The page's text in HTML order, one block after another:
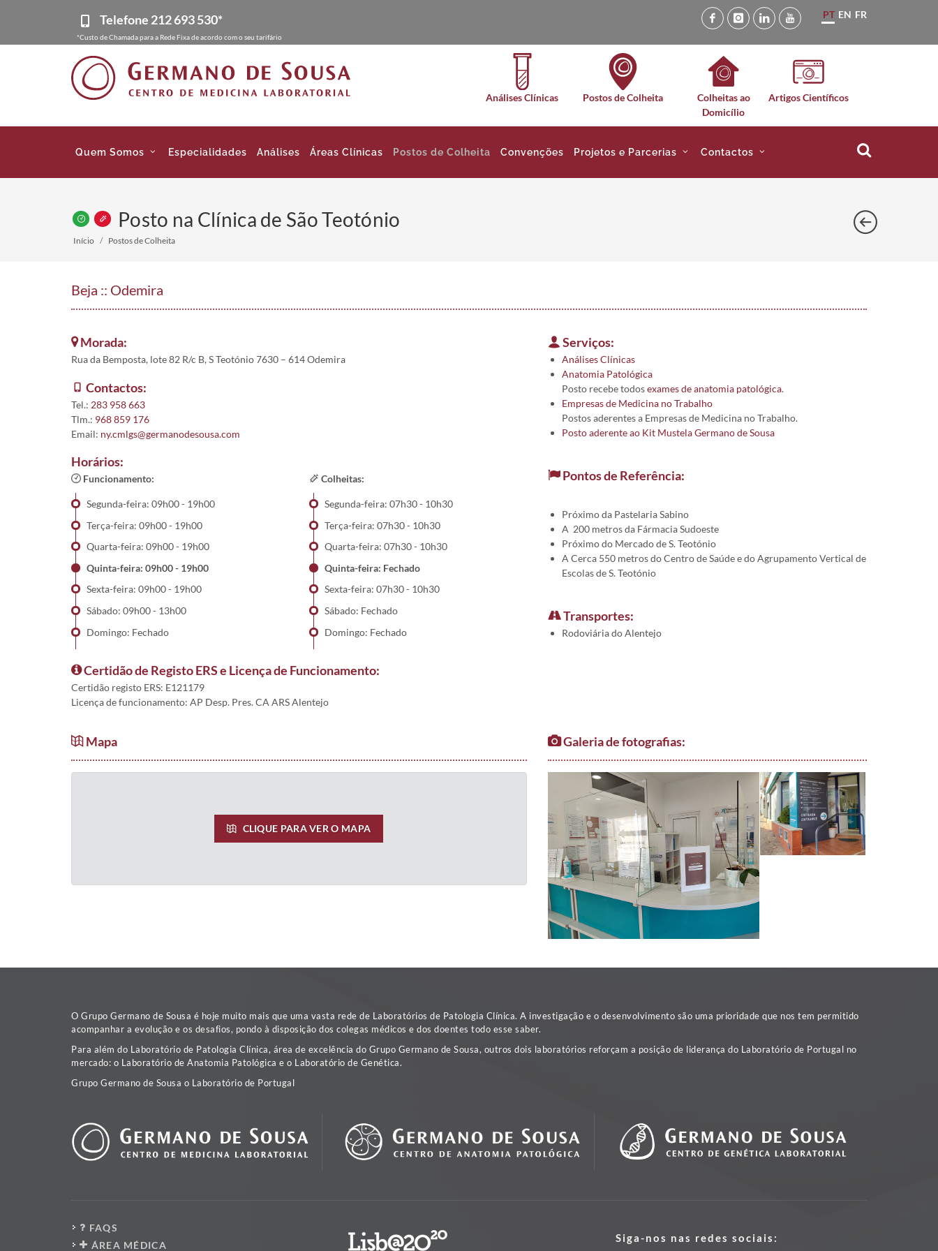
Telefone212 693 530*
*Custo de Chamada para a Rede Fixa de acordo com o seu tarifário
PT EN FR
Análises Clínicas Postos de Colheita
Colheitas ao
Domicílio
Artigos Científicos
Quem Somos Especialidades Análises Áreas Clínicas Postos de Colheita Convenções Projetos e Parcerias Contactos
Posto na Clínica de São Teotónio
Início Postos de Colheita
Beja :: Odemira
Morada:
Rua da Bemposta, lote 82 R/c B, S Teotónio 7630 – 614 Odemira
Contactos:
Tel.: 283 958 663
Tlm.: 968 859 176
Email: ny.cmlgs@germanodesousa.com
Horários:
Funcionamento:
Segunda-feira: 09h00 - 19h00
Terça-feira: 09h00 - 19h00
Quarta-feira: 09h00 - 19h00
Quinta-feira: 09h00 - 19h00
Sexta-feira: 09h00 - 19h00
Sábado: 09h00 - 13h00
Domingo: Fechado
Colheitas:
Segunda-feira: 07h30 - 10h30
Terça-feira: 07h30 - 10h30
Quarta-feira: 07h30 - 10h30
Quinta-feira: Fechado
Sexta-feira: 07h30 - 10h30
Sábado: Fechado
Domingo: Fechado
Certidão de Registo ERS e Licença de Funcionamento:
Certidão registo ERS: E121179
Licença de funcionamento: AP Desp. Pres. CA ARS Alentejo
Serviços:
Análises Clínicas
Anatomia Patológica
Posto recebe todosexames de anatomia patológica.
Empresas de Medicina no Trabalho
Postos aderentes a Empresas de Medicina no Trabalho.
Posto aderente ao Kit Mustela Germano de Sousa
Pontos de Referência:
Próximo da Pastelaria Sabino
A 200 metros da Fármacia Sudoeste
Próximo do Mercado de S. Teotónio
A Cerca 550 metros do Centro de Saúde e do Agrupamento Vertical de
Escolas de S. Teotónio
Transportes:
Rodoviária do Alentejo
Mapa
CLIQUE PARA VER O MAPA
Galeria de fotografias:
O Grupo Germano de Sousa é hoje muito mais que uma vasta rede de Laboratórios de Patologia Clínica. A investigação e o desenvolvimento são uma prioridade que nos tem permitido
acompanhar a evolução e os desafios, pondo à disposição dos colegas médicos e dos doentes todo esse saber.
Para além do Laboratório de Patologia Clínica, área de excelência do Grupo Germano de Sousa, outros dois laboratórios reforçam a posição de liderança do Laboratório de Portugal no
mercado: o Laboratório de Anatomia Patológica e o Laboratório de Genética.
Grupo Germano de Sousa o Laboratório de Portugal
FAQS
ÁREA MÉDICA
Siga-nos nas redes sociais: